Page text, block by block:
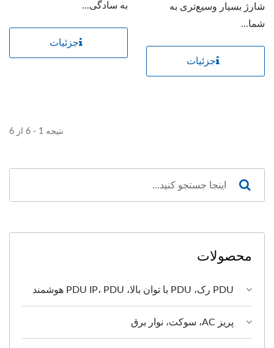
شارژ بسیار وسیع‌تری به
شما...
جزئیات
به سادگی...
جزئیات
نتیجه 1 - 6 از 6
محصولات
PDU رک، PDU با توان بالا، PDU IP، PDU هوشمند
پریز AC، سوکت، نوار برق